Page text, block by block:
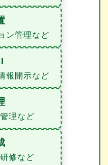
ン管理など
報開示など
理など
修など